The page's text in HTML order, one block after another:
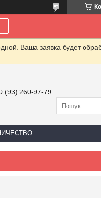
Ваша заявка будет
(93) 260-97-79